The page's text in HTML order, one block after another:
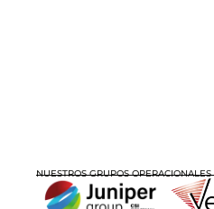
NUESTROS GRUPOS OPERACIONALES